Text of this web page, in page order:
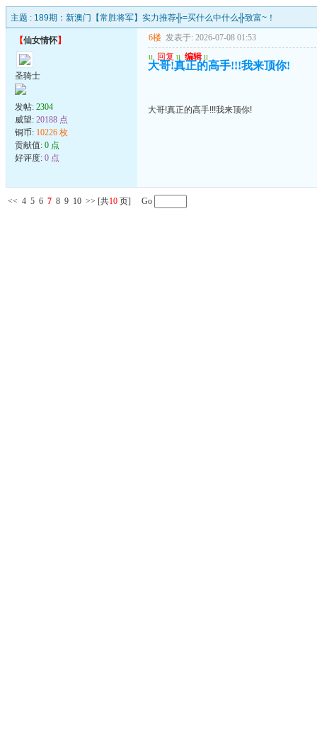
主题 : 189期：新澳门【常胜将军】实力推荐╬=买什么中什么╬致富~！
【仙女情怀】
圣骑士
发帖: 2304
威望: 20188 点
铜币: 10226 枚
贡献值: 0 点
好评度: 0 点
6楼 发表于: 2026-07-08 01:53
u 回复 u 编辑 u
大哥!真正的高手!!!我来顶你!
大哥!真正的高手!!!我来顶你!
<< 4 5 6 7 8 9 10 >> [共10 页] Go